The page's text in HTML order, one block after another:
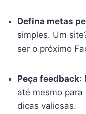
Defina metas
simples. Um
ser o próximo
Peça feedback:
até mesmo
dicas valiosas.